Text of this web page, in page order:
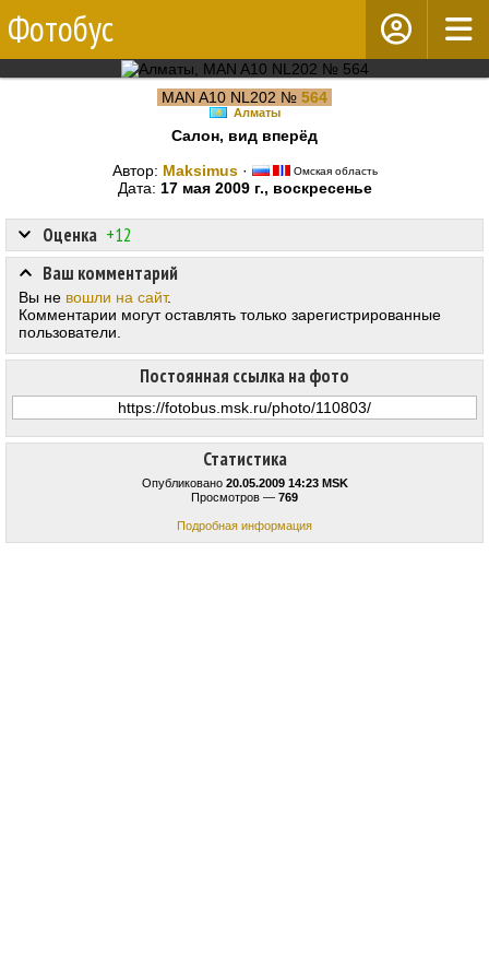
Фотобус
MAN A10 NL202 № 564
Алматы
Салон, вид вперёд
Автор: Maksimus· Омская область
Дата: 17 мая 2009 г., воскресенье
Статистика
Опубликовано 20.05.2009 14:23 MSK
Просмотров — 769
Подробная информация
Оценка +12
Постоянная ссылка на фото
Ваш комментарий
Вы не вошли на сайт.
Комментарии могут оставлять только зарегистрированные
пользователи.